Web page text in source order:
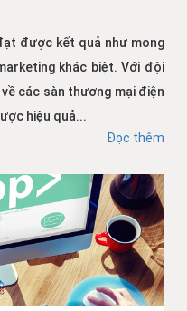
được kết quả như mong
khác biệt. Với đội
các sàn thương mại điện
hiệu quả...
Đọc thêm